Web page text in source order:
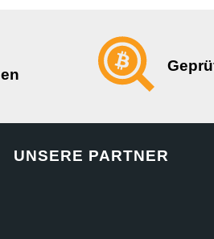
UNSERE PARTNER